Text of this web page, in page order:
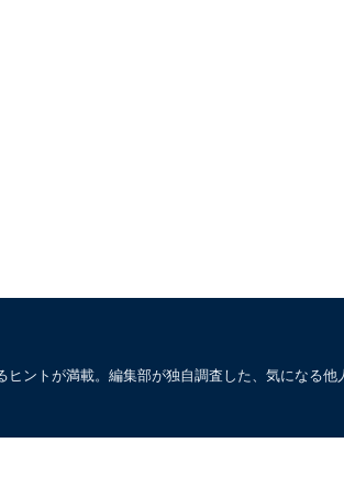
ントが満載。編集部が独自調査した、気になる他